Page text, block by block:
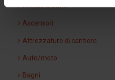
Arredo urbano
Ascensori
Attrezzature di cantiere
Auto/moto
Bagni